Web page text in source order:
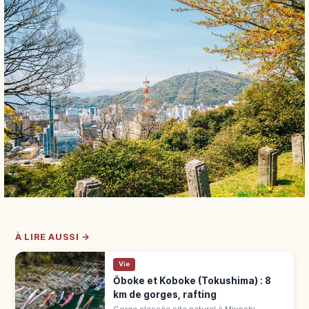
À LIRE AUSSI →
Vie
Ōboke et Koboke (Tokushima) : 8
km de gorges, rafting